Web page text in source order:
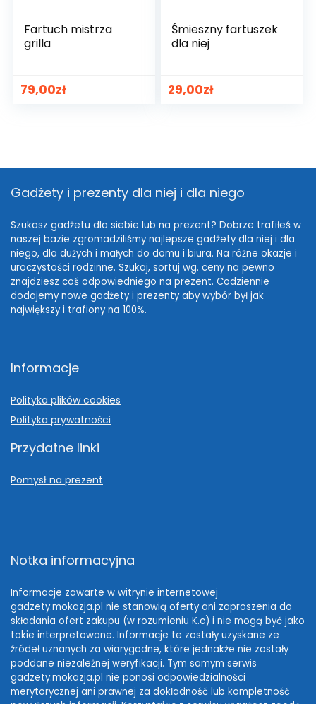
Fartuch mistrza
grilla
79,00zł
Śmieszny fartuszek
dla niej
29,00zł
Gadżety i prezenty dla niej i dla niego
Szukasz gadżetu dla siebie lub na prezent? Dobrze trafiłeś w
naszej bazie zgromadziliśmy najlepsze gadżety dla niej i dla
niego, dla dużych i małych do domu i biura. Na różne okazje i
uroczystości rodzinne. Szukaj, sortuj wg. ceny na pewno
znajdziesz coś odpowiedniego na prezent. Codziennie
dodajemy nowe gadżety i prezenty aby wybór był jak
największy i trafiony na 100%.
Informacje
Polityka plików cookies
Polityka prywatności
Przydatne linki
Pomysł na prezent
Notka informacyjna
Informacje zawarte w witrynie internetowej
gadzety.mokazja.pl nie stanowią oferty ani zaproszenia do
składania ofert zakupu (w rozumieniu K.c) i nie mogą być jako
takie interpretowane. Informacje te zostały uzyskane ze
źródeł uznanych za wiarygodne, które jednakże nie zostały
poddane niezależnej weryfikacji. Tym samym serwis
gadzety.mokazja.pl nie ponosi odpowiedzialności
merytorycznej ani prawnej za dokładność lub kompletność